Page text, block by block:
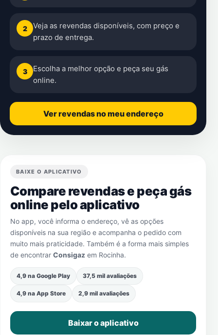
2
Veja as revendas disponíveis, com preço e
prazo de entrega.
3
Escolha a melhor opção e peça seu gás
online.
Ver revendas no meu endereço
BAIXE O APLICATIVO
Compare revendas e peça gás
online pelo aplicativo
No app, você informa o endereço, vê as opções
disponíveis na sua região e acompanha o pedido com
muito mais praticidade. Também é a forma mais simples
de encontrar Consigaz em Rocinha.
4,9 na Google Play 37,5 mil avaliações
4,9 na App Store 2,9 mil avaliações
Baixar o aplicativo